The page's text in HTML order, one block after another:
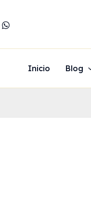
Inicio Blog